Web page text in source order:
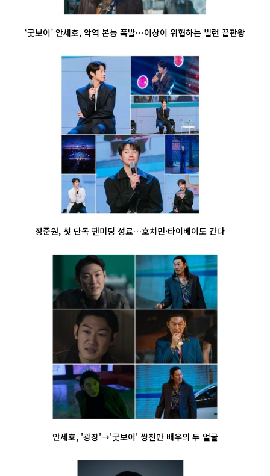
‘굿보이’ 안세호, 악역 본능 폭발…이상이 위협하는 빌런 끝판왕
정준원, 첫 단독 팬미팅 성료…호치민·타이베이도 간다
안세호, '광장'→'굿보이' 쌍천만 배우의 두 얼굴